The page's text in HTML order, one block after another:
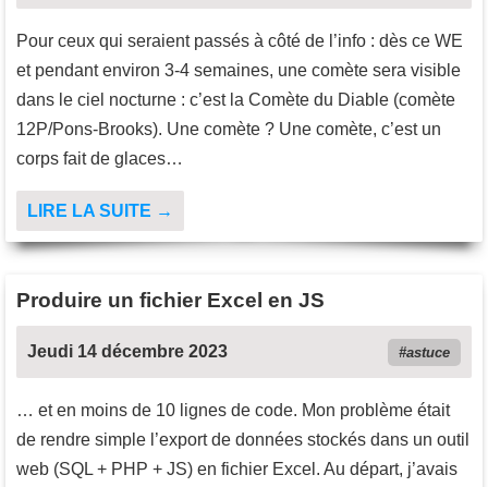
Pour ceux qui seraient passés à côté de l’info : dès ce WE
et pendant environ 3-4 semaines, une comète sera visible
dans le ciel nocturne : c’est la Comète du Diable (comète
12P/Pons-Brooks). Une comète ? Une comète, c’est un
corps fait de glaces…
LIRE LA SUITE →
Produire un fichier Excel en JS
Jeudi 14 décembre 2023 astuce
… et en moins de 10 lignes de code. Mon problème était
de rendre simple l’export de données stockés dans un outil
web (SQL + PHP + JS) en fichier Excel. Au départ, j’avais